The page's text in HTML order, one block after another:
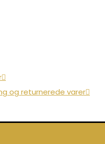
og returnerede varer